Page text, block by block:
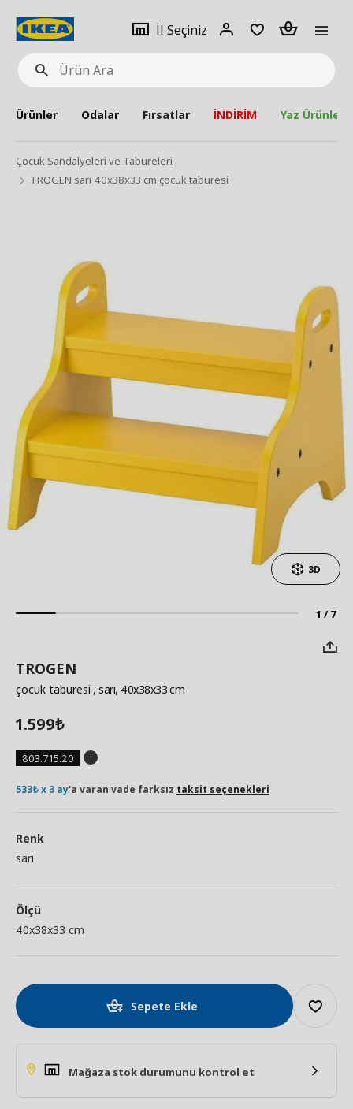
Ürün
Ara
İl Seçiniz
Giriş
Adet
Ürünler Odalar Fırsatlar İNDİRİM Yaz Ürünleri
Çocuk Sandalyeleri ve Tabureleri
TROGEN sarı 40x38x33 cm çocuk taburesi
1 / 7
3D
TROGEN
çocuk taburesi , sarı, 40x38x33 cm
1.599₺
803.715.20
533₺ x 3 ay'a varan vade farksız taksit seçenekleri
Renk
sarı
Ölçü
40x38x33 cm
Sepete Ekle
Mağaza stok durumunu kontrol et